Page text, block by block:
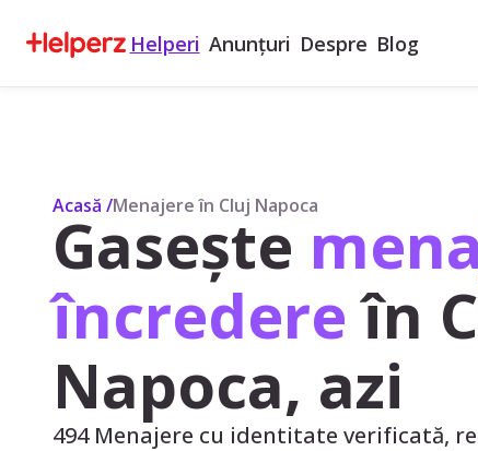
Helperi Anunțuri Despre Blog
Acasă /Menajere în Cluj Napoca
Gasește
încredereîn
Napoca, azi
494 Menajere cu identitate verificată,